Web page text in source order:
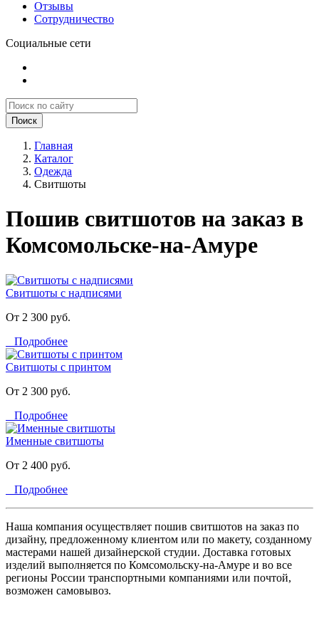
Отзывы
Сотрудничество
Социальные сети
Поиск
Главная
Каталог
Одежда
Свитшоты
Пошив свитшотов на заказ в
Комсомольске-на-Амуре
Свитшоты с надписями
От 2 300 руб.
Подробнее
Свитшоты с принтом
От 2 300 руб.
Подробнее
Именные свитшоты
От 2 400 руб.
Подробнее
Наша компания осуществляет пошив свитшотов на заказ по
дизайну, предложенному клиентом или по макету, созданному
мастерами нашей дизайнерской студии. Доставка готовых
изделий выполняется по Комсомольску-на-Амуре и во все
регионы России транспортными компаниями или почтой,
возможен самовывоз.